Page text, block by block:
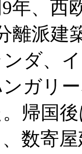
年、西
離派建
ダ、
ガリ
帰国
数寄